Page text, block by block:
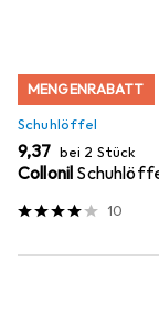
MENGENRABATT
Schuhlöffel
EUR
9,37 bei 2 Stück
Collonil
10